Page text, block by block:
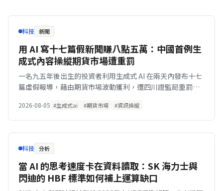
科技 新聞
用 AI 寫十七篇假新聞賺八點五萬：中國首例生
成式內容操縱期貨市場遭重罰
一名九五年後出生的投資者利用生成式 AI 在兩天內發布十七
篇虛假報導，藉由期貨市場波動獲利，遭四川證監局重罰四
2026-08-05 #生成式ai #期貨市場 #資訊操縱
科技 分析
當 AI 的思考速度卡在資料讀取：SK 海力士與
閃迪的 HBF 標準如何補上運算缺口